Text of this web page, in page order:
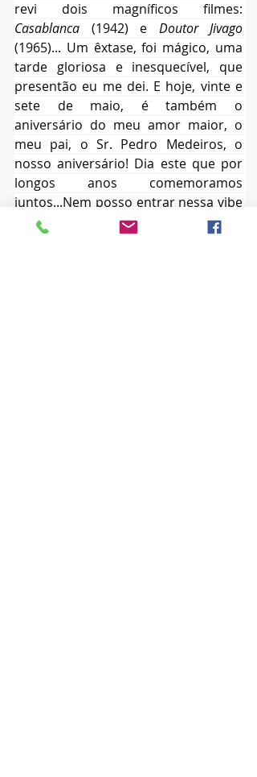
Casablanca (1942) e Doutor Jivago
(1965)... Um êxtase, foi mágico, uma
tarde gloriosa e inesquecível, que
presentão eu me dei. E hoje, vinte e
sete de maio, é também o
aniversário do meu amor maior, o
meu pai, o Sr. Pedro Medeiros, o
nosso aniversário! Dia este que por
longos anos comemoramos
juntos...Nem posso entrar nessa vibe
senão o trem desanda... A ele os